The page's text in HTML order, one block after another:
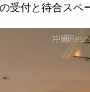
受付と待合スペ